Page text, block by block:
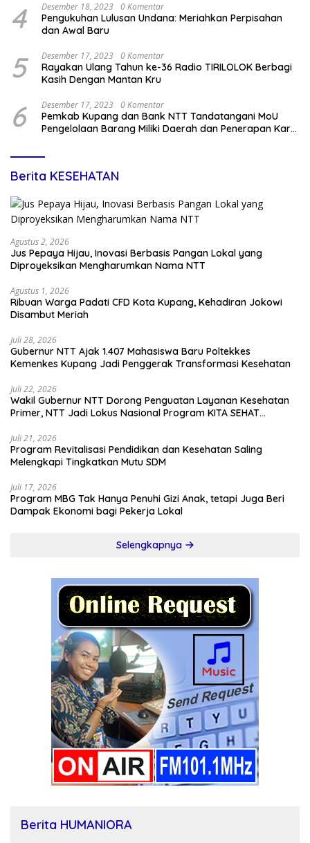
4 Desember 18, 2023 0 Komentar
Pengukuhan Lulusan Undana: Meriahkan Perpisahan
dan Awal Baru
5 Desember 17, 2023 0 Komentar
Rayakan Ulang Tahun ke-36 Radio TIRILOLOK Berbagi
Kasih Dengan Mantan Kru
6 Desember 17, 2023 0 Komentar
Pemkab Kupang dan Bank NTT Tandatangani MoU
Pengelolaan Barang Miliki Daerah dan Penerapan Kartu
Berita KESEHATAN
Agustus 2, 2026
Jus Pepaya Hijau, Inovasi Berbasis Pangan Lokal yang
Diproyeksikan Mengharumkan Nama NTT
Agustus 1, 2026
Ribuan Warga Padati CFD Kota Kupang, Kehadiran Jokowi
Disambut Meriah
Juli 28, 2026
Gubernur NTT Ajak 1.407 Mahasiswa Baru Poltekkes
Kemenkes Kupang Jadi Penggerak Transformasi Kesehatan
Juli 22, 2026
Wakil Gubernur NTT Dorong Penguatan Layanan Kesehatan
Primer, NTT Jadi Lokus Nasional Program KITA SEHAT
Juli 21, 2026
Program Revitalisasi Pendidikan dan Kesehatan Saling
Melengkapi Tingkatkan Mutu SDM
Juli 17, 2026
Program MBG Tak Hanya Penuhi Gizi Anak, tetapi Juga Beri
Dampak Ekonomi bagi Pekerja Lokal
Selengkapnya
Berita HUMANIORA